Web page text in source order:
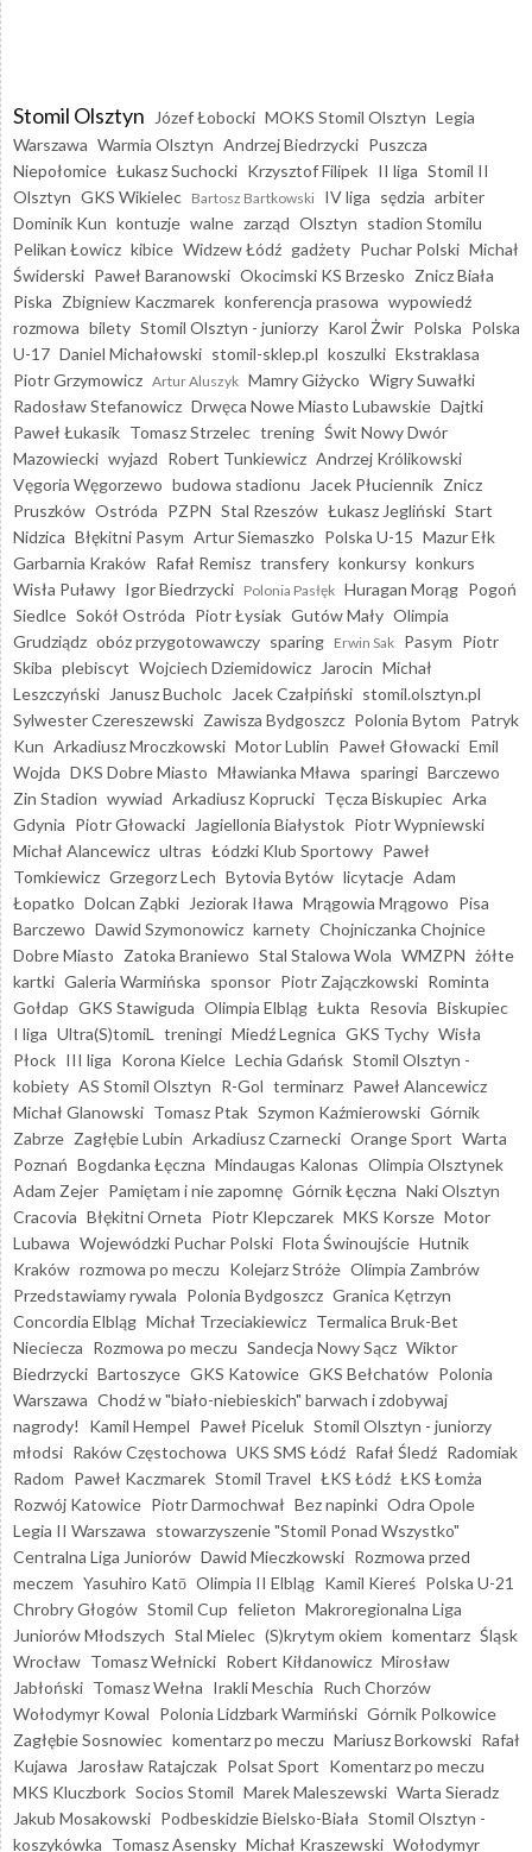
Stomil Olsztyn Józef Łobocki MOKS Stomil Olsztyn Legia
Warszawa Warmia Olsztyn Andrzej Biedrzycki Puszcza
Niepołomice Łukasz Suchocki Krzysztof Filipek II liga Stomil II
Olsztyn GKS Wikielec Bartosz Bartkowski IV liga sędzia arbiter
Dominik Kun kontuzje walne zarząd Olsztyn stadion Stomilu
Pelikan Łowicz kibice Widzew Łódź gadżety Puchar Polski Michał
Świderski Paweł Baranowski Okocimski KS Brzesko Znicz Biała
Piska Zbigniew Kaczmarek konferencja prasowa wypowiedź
rozmowa bilety Stomil Olsztyn - juniorzy Karol Żwir Polska Polska
U-17 Daniel Michałowski stomil-sklep.pl koszulki Ekstraklasa
Piotr Grzymowicz Artur Aluszyk Mamry Giżycko Wigry Suwałki
Radosław Stefanowicz Drwęca Nowe Miasto Lubawskie Dajtki
Paweł Łukasik Tomasz Strzelec trening Świt Nowy Dwór
Mazowiecki wyjazd Robert Tunkiewicz Andrzej Królikowski
Vęgoria Węgorzewo budowa stadionu Jacek Płuciennik Znicz
Pruszków Ostróda PZPN Stal Rzeszów Łukasz Jegliński Start
Nidzica Błękitni Pasym Artur Siemaszko Polska U-15 Mazur Ełk
Garbarnia Kraków Rafał Remisz transfery konkursy konkurs
Wisła Puławy Igor Biedrzycki Polonia Pasłęk Huragan Morąg Pogoń
Siedlce Sokół Ostróda Piotr Łysiak Gutów Mały Olimpia
Grudziądz obóz przygotowawczy sparing Erwin Sak Pasym Piotr
Skiba plebiscyt Wojciech Dziemidowicz Jarocin Michał
Leszczyński
Janusz Bucholc Jacek Czałpiński stomil.olsztyn.pl
Sylwester Czereszewski Zawisza Bydgoszcz Polonia Bytom Patryk
Kun Arkadiusz Mroczkowski Motor Lublin Paweł Głowacki Emil
Wojda DKS Dobre Miasto Mławianka Mława sparingi Barczewo
Zin Stadion wywiad Arkadiusz Koprucki Tęcza Biskupiec Arka
Gdynia Piotr Głowacki Jagiellonia Białystok Piotr Wypniewski
Michał Alancewicz ultras Łódzki Klub Sportowy Paweł
Tomkiewicz Grzegorz Lech Bytovia Bytów licytacje Adam
Łopatko Dolcan Ząbki Jeziorak Iława Mrągowia Mrągowo Pisa
Barczewo Dawid Szymonowicz karnety Chojniczanka Chojnice
Dobre Miasto Zatoka Braniewo Stal Stalowa Wola WMZPN żółte
kartki Galeria Warmińska sponsor Piotr Zajączkowski Rominta
Gołdap GKS Stawiguda Olimpia Elbląg Łukta Resovia Biskupiec
I liga Ultra(S)tomiL treningi Miedź Legnica GKS Tychy Wisła
Płock III liga Korona Kielce Lechia Gdańsk Stomil Olsztyn -
kobiety AS Stomil Olsztyn R-Gol terminarz Paweł Alancewicz
Michał Glanowski Tomasz Ptak Szymon Kaźmierowski Górnik
Zabrze Zagłębie Lubin Arkadiusz Czarnecki Orange Sport Warta
Poznań Bogdanka Łęczna Mindaugas Kalonas Olimpia Olsztynek
Adam Zejer Pamiętam i nie zapomnę Górnik Łęczna Naki Olsztyn
Cracovia Błękitni Orneta Piotr Klepczarek MKS Korsze Motor
Lubawa Wojewódzki Puchar Polski Flota Świnoujście Hutnik
Kraków rozmowa po meczu Kolejarz Stróże Olimpia Zambrów
Przedstawiamy rywala Polonia Bydgoszcz Granica Kętrzyn
Concordia Elbląg Michał Trzeciakiewicz Termalica Bruk-Bet
Nieciecza Rozmowa po meczu Sandecja Nowy Sącz Wiktor
Biedrzycki Bartoszyce GKS Katowice GKS Bełchatów Polonia
Warszawa Chodź w "biało-niebieskich" barwach i zdobywaj
nagrody!
Kamil Hempel Paweł Piceluk Stomil Olsztyn - juniorzy
młodsi Raków Częstochowa UKS SMS Łódź Rafał Śledź Radomiak
Radom Paweł Kaczmarek Stomil Travel ŁKS Łódź ŁKS Łomża
Rozwój Katowice Piotr Darmochwał Bez napinki Odra Opole
Legia II Warszawa stowarzyszenie "Stomil Ponad Wszystko"
Centralna Liga Juniorów Dawid Mieczkowski Rozmowa przed
meczem Yasuhiro Katō Olimpia II Elbląg Kamil Kiereś Polska U-21
Chrobry Głogów Stomil Cup felieton Makroregionalna Liga
Juniorów Młodszych Stal Mielec (S)krytym okiem komentarz Śląsk
Wrocław Tomasz Wełnicki Robert Kiłdanowicz Mirosław
Jabłoński Tomasz Wełna Irakli Meschia Ruch Chorzów
Wołodymyr Kowal Polonia Lidzbark Warmiński Górnik Polkowice
Zagłębie Sosnowiec komentarz po meczu Mariusz Borkowski Rafał
Kujawa
Jarosław Ratajczak Polsat Sport Komentarz po meczu
MKS Kluczbork Socios Stomil Marek Maleszewski Warta Sieradz
Jakub Mosakowski Podbeskidzie Bielsko-Biała Stomil Olsztyn -
koszykówka Tomasz Asensky Michał Kraszewski Wołodymyr